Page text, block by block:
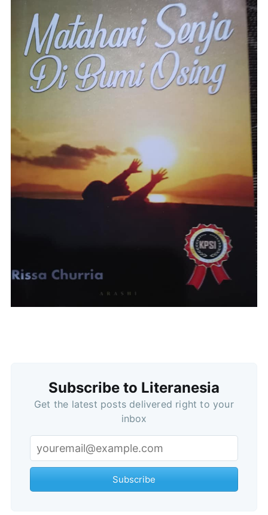
Subscribe to Literanesia
Get the latest posts delivered right to your
inbox
Subscribe